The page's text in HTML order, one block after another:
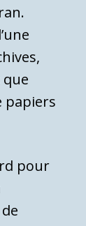
papiers
pour